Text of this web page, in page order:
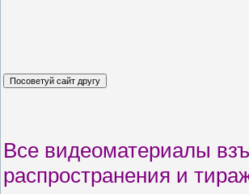
Все видеоматериалы
распространения и